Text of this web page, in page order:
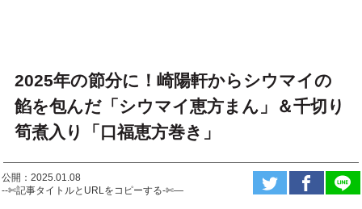
2025年の節分に！崎陽軒からシウマイの
餡を包んだ「シウマイ恵方まん」＆千切り
筍煮入り「口福恵方巻き」
公開：2025.01.08
--✄記事タイトルとURLをコピーする-✄—